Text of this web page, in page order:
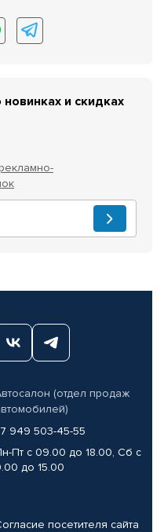
и скидках
рекламно-
(отдел продаж
949 503-45-55
Пт с 09.00 до 18.00, Сб с
до 15.00
посетителя сайта